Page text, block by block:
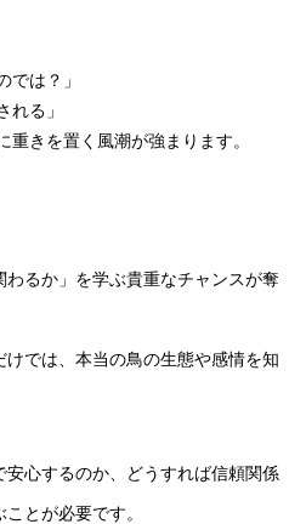
では？」
れる」
重きを置く風潮が強まります。
るか」を学ぶ貴重なチャンスが奪
では、本当の鳥の生態や感情を知
心するのか、どうすれば信頼関係
とが必要です。